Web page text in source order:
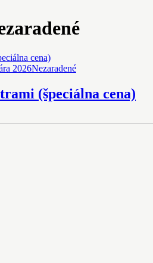
2026Nezaradené
(špeciálna cena)